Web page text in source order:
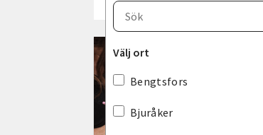
Välj län
Välj ort
Bengtsfors
Bjuråker